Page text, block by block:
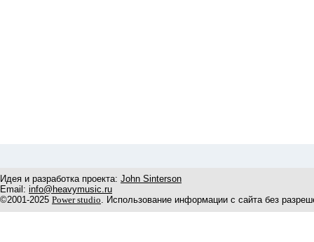
Идея и разработка проекта: John Sinterson
Email: info@heavymusic.ru
©2001-2025 Power studio. Использование информации с сайта без